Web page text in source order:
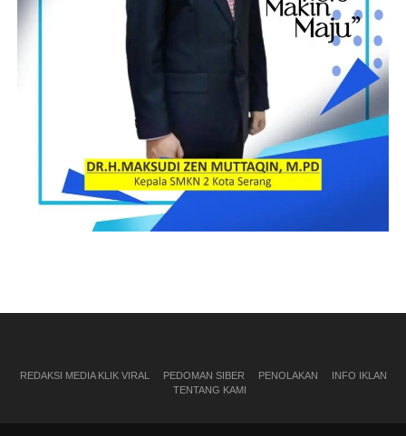
REDAKSI MEDIA KLIK VIRAL PEDOMAN SIBER PENOLAKAN
INFO IKLAN
TENTANG KAMI